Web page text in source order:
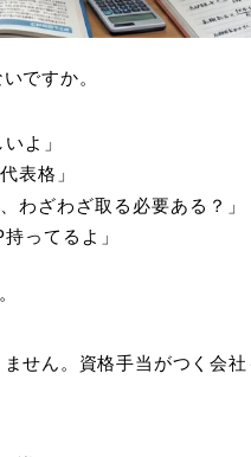
ですか。
よ」
表格」
わざわざ取る必要ある？」
ってるよ」
せん。資格手当がつく会